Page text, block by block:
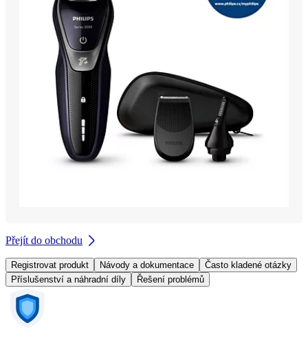
Přejít do obchodu
Registrovat produkt Návody a dokumentace
Často kladené otázky
Příslušenství a náhradní díly
Řešení problémů